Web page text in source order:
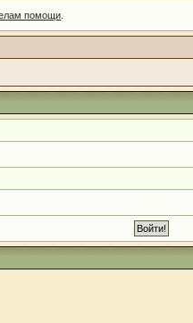
помощи